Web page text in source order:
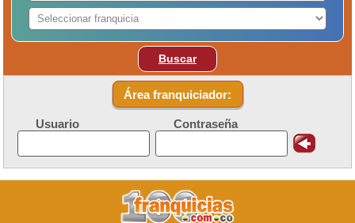
Buscar
Área franquiciador:
Usuario Contraseña